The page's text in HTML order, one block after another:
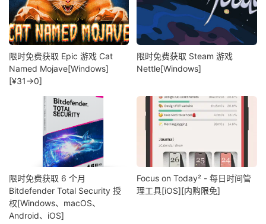
限时免费获取 Epic 游戏 Cat
Named Mojave[Windows]
[¥31→0]
限时免费获取 Steam 游戏
Nettle[Windows]
限时免费获取 6 个月
Bitdefender Total Security 授
权[Windows、macOS、
Android、iOS]
Focus on Today² - 每日时间管
理工具[iOS][内购限免]